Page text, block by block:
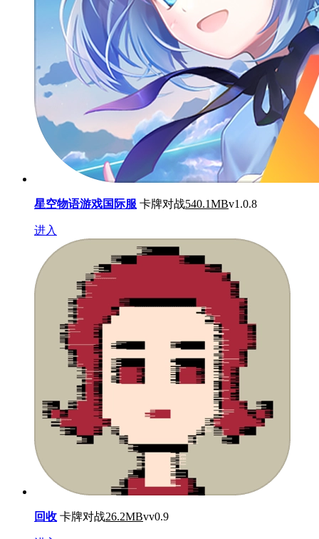
星空物语游戏国际服 卡牌对战540.1MBv1.0.8
进入
回收 卡牌对战26.2MBvv0.9